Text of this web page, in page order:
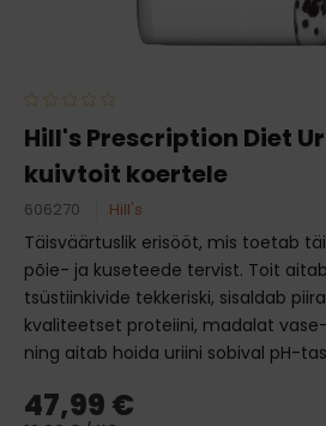
Hill's Prescription Diet
kuivtoit koertele
606270 Hill's
Täisväärtuslik erisööt, mis toetab
põie- ja kuseteede tervist. Toit
tsüstiinkivide tekkeriski, sisaldab
kvaliteetset proteiini, madalat
ning aitab hoida uriini sobival pH-
47,99 €